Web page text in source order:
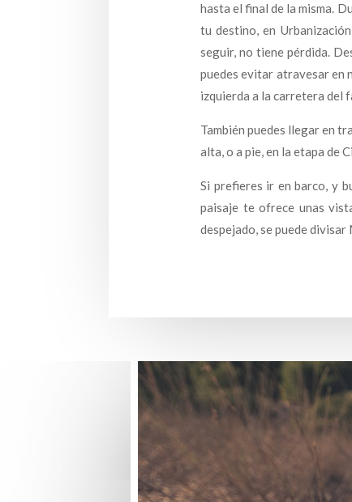
hasta el final de la misma.
tu destino, en
seguir, no tiene pérdida.
puedes evitar atravesar en
izquierda a la carretera del
También puedes llegar en
alta, o a pie, en la etapa de
Si prefieres ir en barco, y
paisaje te ofrece unas
despejado, se puede